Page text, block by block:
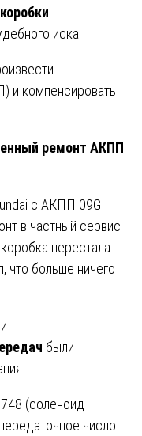
иска.
и компенсировать
ремонт АКПП
с АКПП 09G
в частный сервис
перестала
что больше ничего
были
(соленоид
число